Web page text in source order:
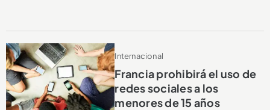
Internacional
Francia prohibirá el uso de
redes sociales a los
menores de 15 años